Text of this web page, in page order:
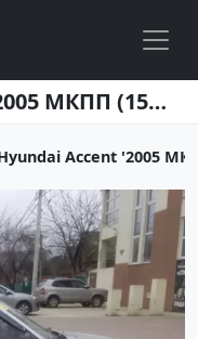
Купить Hyundai Accent '2005 МКПП (1500/102 л.с.) Бензин инжектор Краснодар цвет Серебристый Седан по цене 250000 рублей, объявление №1196 на сайте Авторынок23
Accent '2005